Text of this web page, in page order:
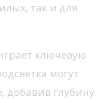
так и для
ключевую
могут
добавив глубину